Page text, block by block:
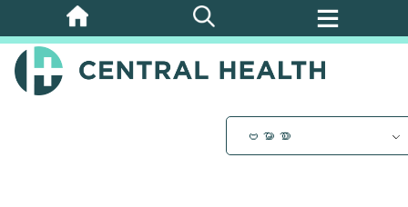
အဓိက
အကြောင်းအရာ
သို့
ဗမာစာ